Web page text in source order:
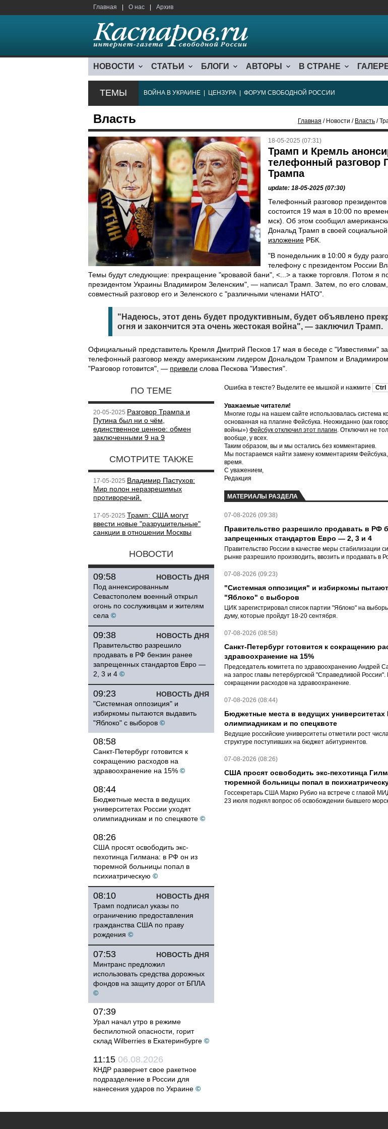
Главная О нас Архив
НОВОСТИ СТАТЬИ БЛОГИ АВТОРЫ В СТРАНЕ
ТЕМЫ ВОЙНА В УКРАИНЕ ЦЕНЗУРА ФОРУМ СВОБОДНОЙ РОССИИ
Власть Главная / Новости / Власть /
18-05-2025 (07:31)
Трамп и Кремль
телефонный разговор
Трампа
update: 18-05-2025 (07:30)
Телефонный разговор
состоится 19 мая в 10:00 по
мск). Об этом сообщил
Дональд Трамп в своей социальной
изложение РБК.
"В понедельник в 10:00 я буду
телефону с президентом России
Темы будут следующие: прекращение "кровавой бани", <...> а также торговля. Потом я
президентом Украины Владимиром Зеленским", — написал Трамп. Затем, по его словам,
совместный разговор его и Зеленского с "различными членами НАТО".
"Надеюсь, этот день будет продуктивным, будет объявлено
огня и закончится эта очень жестокая война", — заключил Трамп.
Официальный представитель Кремля Дмитрий Песков 17 мая в беседе с "Известиями"
телефонный разговор между американским лидером Дональдом Трампом и Владимиром
"Разговор готовится", — привели слова Пескова "Известия".
ПО ТЕМЕ
20-05-2025 Разговор Трампа и
Путина был ни о чём,
единственное ценное: обмен
заключенными 9 на 9
СМОТРИТЕ ТАКЖЕ
17-05-2025 Владимир Пастухов:
Мир полон неразрешимых
противоречий.
17-05-2025 Трамп: США могут
ввести новые "разрушительные"
санкции в отношении Москвы
НОВОСТИ
НОВОСТЬ ДНЯ
09:58
Под аннексированным
Севастополем военный открыл
огонь по сослуживцам и жителям
села ©
НОВОСТЬ ДНЯ
09:38
Правительство разрешило
продавать в РФ бензин ранее
запрещенных стандартов Евро —
2, 3 и 4 ©
НОВОСТЬ ДНЯ
09:23
"Системная оппозиция" и
избиркомы пытаются выдавить
"Яблоко" с выборов ©
08:58
Санкт-Петербург готовится к
сокращению расходов на
здравоохранение на 15% ©
08:44
Бюджетные места в ведущих
университетах России уходят
олимпиадникам и по спецквоте ©
08:26
США просят освободить экс-
пехотинца Гилмана: в РФ он из
тюремной больницы попал в
психиатрическую ©
НОВОСТЬ ДНЯ
08:10
Трамп подписал указы по
ограничению предоставления
гражданства США по праву
рождения ©
НОВОСТЬ ДНЯ
07:53
Минтранс предложил
использовать средства дорожных
фондов на защиту дорог от БПЛА
©
07:39
Урал начал утро в режиме
беспилотной опасности, горит
склад Wilberries в Екатеринбурге ©
11:15 06.08.2026
КНДР развернет свое ракетное
подразделение в России для
нанесения ударов по Украине ©
Ошибка в тексте? Выделите ее мышкой и нажмите Ctrl
Уважаемые читатели!
Многие годы на нашем сайте использовалась система
основанная на плагине Фейсбука. Неожиданно (как
войны») Фейсбук отключил этот плагин. Отключил не
вообще, у всех.
Таким образом, вы и мы остались без комментариев.
Мы постараемся найти замену комментариям
время.
С уважением,
Редакция
МАТЕРИАЛЫ РАЗДЕЛА
07-08-2026 (09:38)
Правительство разрешило продавать в РФ
запрещенных стандартов Евро — 2, 3 и 4
Правительство России в качестве меры стабилизации
рынке разрешило производить, ввозить и продавать в
07-08-2026 (09:23)
"Системная оппозиция" и избиркомы
"Яблоко" с выборов
ЦИК зарегистрировал список партии "Яблоко" на
думу, которые пройдут 18-20 сентября.
07-08-2026 (08:58)
Санкт-Петербург готовится к сокращению
здравоохранение на 15%
Председатель комитета по здравоохранению Андрей
на запрос главы петербургской "Справедливой
сокращении расходов на здравоохранение.
07-08-2026 (08:44)
Бюджетные места в ведущих университетах
олимпиадникам и по спецквоте
Ведущие российские университеты отметили рост
структуре поступивших на бюджет абитуриентов.
07-08-2026 (08:26)
США просят освободить экс-пехотинца
тюремной больницы попал в
Госсекретарь США Марко Рубио на встрече с главой
23 июля поднял вопрос об освобождении бывшего